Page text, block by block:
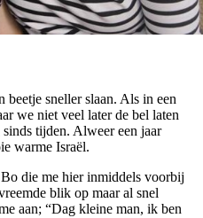
sneller slaan. Als in een
we niet veel later de bel laten
tijden. Alweer een jaar
warme Israël.
die me hier inmiddels voorbij
blik op maar al snel
aan; “Dag kleine man, ik ben